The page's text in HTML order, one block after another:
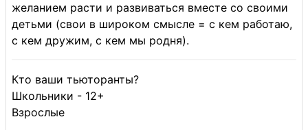
желанием расти и развиваться вместе со своими
детьми (свои в широком смысле = с кем работаю,
с кем дружим, с кем мы родня).
Кто ваши тьюторанты?
Школьники - 12+
Взрослые